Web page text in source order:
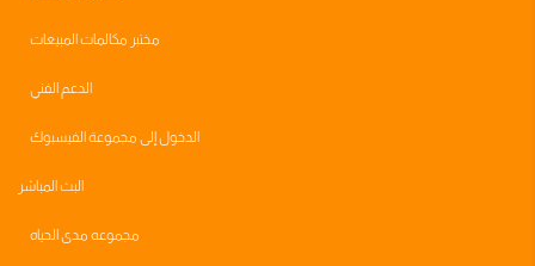
مختبر مكالمات المبيعات
الدعم الفني
الدخول إلى مجموعة الفيسبوك
البث المباشر
مجموعه مدى الحياه